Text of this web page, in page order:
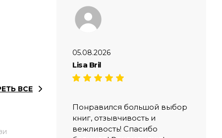
ВСЕ
05.08.2026
Lisa Bril
Понравился большой выбор
книг, отзывчивость и
вежливость! Спасибо